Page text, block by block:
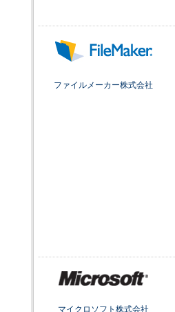
ファイルメーカー株式会社
マイクロソフト株式会社